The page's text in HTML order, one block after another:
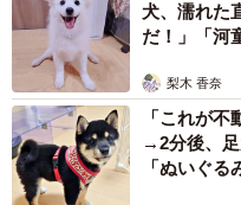
犬、濡れた
だ！」「河
梨木 香奈
「これが
→2分後、
「ぬいぐる